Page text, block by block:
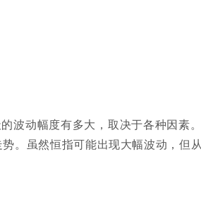
波动幅度有多大，取决于各种因素
。虽然恒指可能出现大幅波动，但